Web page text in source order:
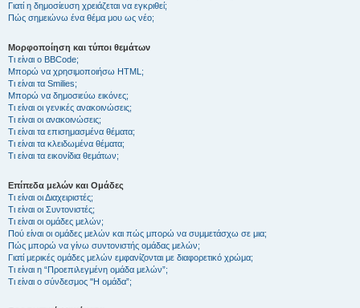
Γιατί η δημοσίευση χρειάζεται να εγκριθεί;
Πώς σημειώνω ένα θέμα μου ως νέο;
Μορφοποίηση και τύποι θεμάτων
Τι είναι ο BBCode;
Μπορώ να χρησιμοποιήσω HTML;
Τι είναι τα Smilies;
Μπορώ να δημοσιεύω εικόνες;
Τι είναι οι γενικές ανακοινώσεις;
Τι είναι οι ανακοινώσεις;
Τι είναι τα επισημασμένα θέματα;
Τι είναι τα κλειδωμένα θέματα;
Τι είναι τα εικονίδια θεμάτων;
Επίπεδα μελών και Ομάδες
Τι είναι οι Διαχειριστές;
Τι είναι οι Συντονιστές;
Τι είναι οι ομάδες μελών;
Πού είναι οι ομάδες μελών και πώς μπορώ να συμμετάσχω σε μια;
Πώς μπορώ να γίνω συντονιστής ομάδας μελών;
Γιατί μερικές ομάδες μελών εμφανίζονται με διαφορετικό χρώμα;
Τι είναι η “Προεπιλεγμένη ομάδα μελών”;
Τι είναι ο σύνδεσμος "Η ομάδα”;